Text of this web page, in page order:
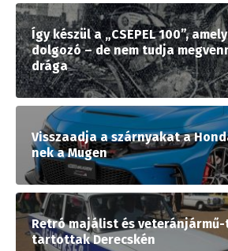
Így készül a „CSEPEL 100”,
dolgozó – de nem tudja
drága
Visszaadja a szárnyakat a
nek a Mugen
Retró majálist és
tartottak Derecskén